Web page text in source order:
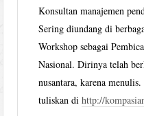
Konsultan manajemen
Sering diundang di
Workshop sebagai
Nasional. Dirinya telah
nusantara, karena
tuliskan dihttp://